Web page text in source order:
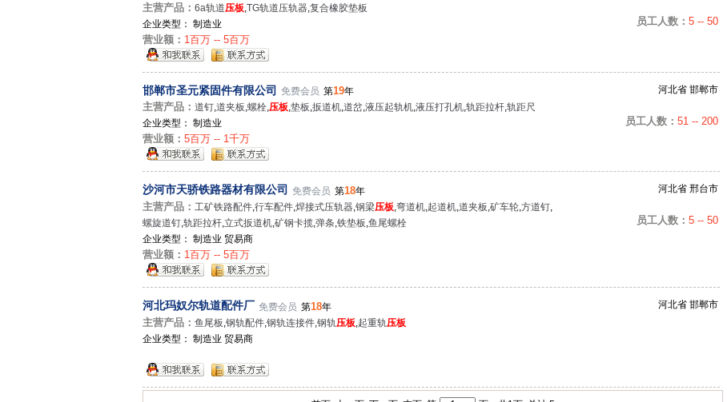
主营产品： 6a轨道压板 TG轨道压轨器 复合橡胶垫板
企业类型： 制造业
营业额： 1百万 -- 5百万
员工人数： 5 -- 50
邯郸市圣元紧固件有限公司 免费会员 第19年
主营产品： 道钉,道夹板,螺栓,压板,垫板,扳道机,道岔,液压起轨机,液压打孔机,轨距拉杆,轨距尺
企业类型： 制造业
营业额： 5百万 -- 1千万
河北省 邯郸市
员工人数： 51 -- 200
沙河市天骄铁路器材有限公司 免费会员 第18年
主营产品： 工矿铁路配件,行车配件,焊接式压轨器,钢梁压板,弯道机,起道机,道夹板,矿车轮,方道钉,
螺旋道钉,轨距拉杆,立式扳道机,矿钢卡揽,弹条,铁垫板,鱼尾螺栓
企业类型： 制造业 贸易商
营业额： 1百万 -- 5百万
河北省 邢台市
员工人数： 5 -- 50
河北玛奴尔轨道配件厂 免费会员 第18年
主营产品： 鱼尾板,钢轨配件,钢轨连接件,钢轨压板,起重轨压板
企业类型： 制造业 贸易商
河北省 邯郸市